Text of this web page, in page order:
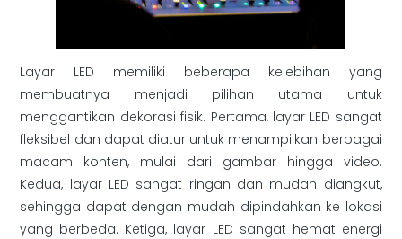
Layar LED memiliki beberapa kelebihan yang
membuatnya menjadi pilihan utama untuk
menggantikan dekorasi fisik. Pertama, layar LED sangat
fleksibel dan dapat diatur untuk menampilkan berbagai
macam konten, mulai dari gambar hingga video.
Kedua, layar LED sangat ringan dan mudah diangkut,
sehingga dapat dengan mudah dipindahkan ke lokasi
yang berbeda. Ketiga, layar LED sangat hemat energi